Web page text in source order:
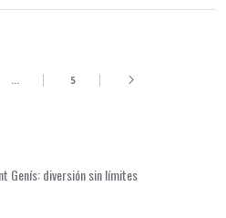
… 5
Genís: diversión sin límites